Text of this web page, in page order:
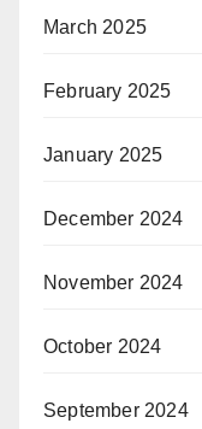
March 2025
February 2025
January 2025
December 2024
November 2024
October 2024
September 2024